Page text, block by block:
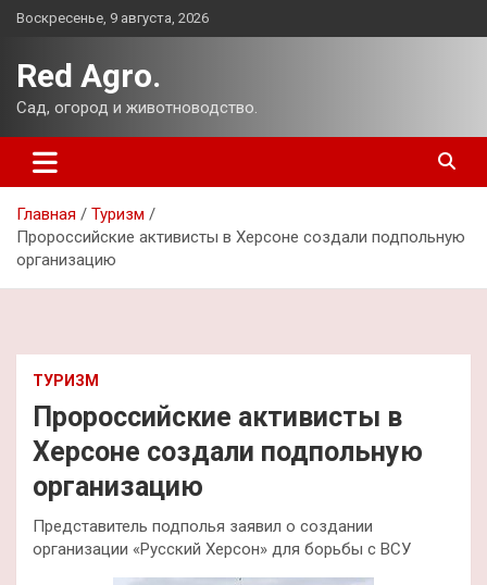
Перейти
Воскресенье, 9 августа, 2026
Red Agro.
Сад, огород и животноводство.
Главная
Туризм
Пророссийские активисты в Херсоне создали подпольную
организацию
ТУРИЗМ
Пророссийские активисты в
Херсоне создали подпольную
организацию
Представитель подполья заявил о создании
организации «Русский Херсон» для борьбы с ВСУ